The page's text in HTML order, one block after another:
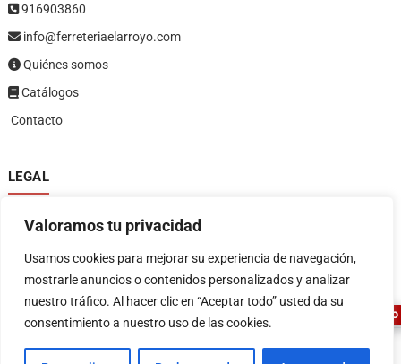
Valoramos tu privacidad
Usamos cookies para mejorar su experiencia de navegación,
mostrarle anuncios o contenidos personalizados y analizar
nuestro tráfico. Al hacer clic en “Aceptar todo” usted da su
consentimiento a nuestro uso de las cookies.
916903860
info@ferreteriaelarroyo.com
Quiénes somos
Catálogos
Contacto
LEGAL
Política de privacidad
Política de devoluciones y reembolsos
Términos y condiciones
Aviso legal
ASESOR FERRETERO